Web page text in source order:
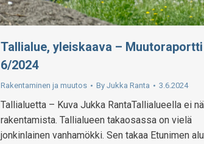
Tallialue, yleiskaava – Muutoraportti
6/2024
Rakentaminen ja muutos By Jukka Ranta 3.6.2024
Tallialuetta – Kuva Jukka RantaTallialueella ei
rakentamista. Tallialueen takaosassa on vielä
jonkinlainen vanhamökki. Sen takaa Etunimen